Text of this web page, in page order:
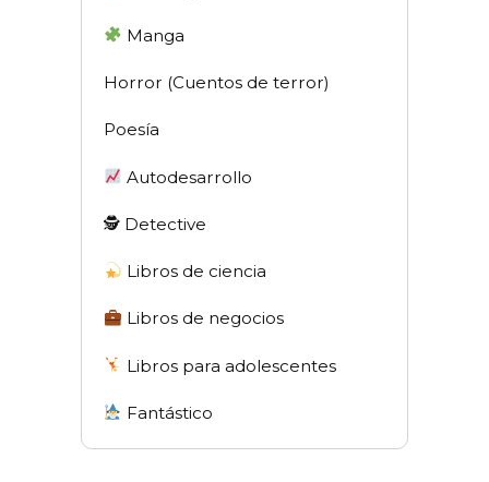
Manga
Horror (Cuentos de terror)
Poesía
Autodesarrollo
🕵 Detective
Libros de ciencia
Libros de negocios
Libros para adolescentes
Fantástico